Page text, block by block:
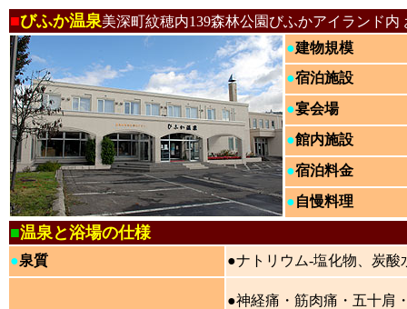
■びふか温泉美深町紋穂内139森林公園びふかアイランド内
●建物規模
●宿泊施設
●宴会場
●館内施設
●宿泊料金
●自慢料理
■温泉と浴場の仕様
●泉質 ●ナトリウム-塩化物、炭
●神経痛・筋肉痛・五十肩